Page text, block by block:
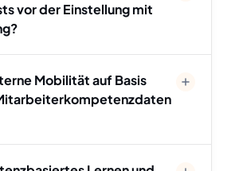
vor der Einstellung mit
Mobilität auf Basis